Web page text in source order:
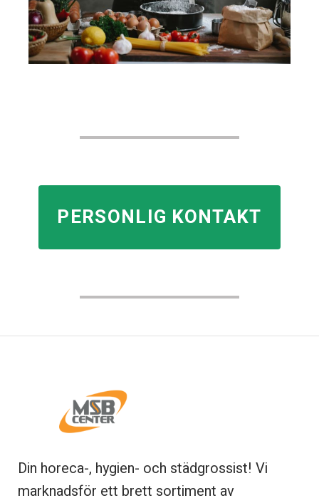
PERSONLIG KONTAKT
Din horeca-, hygien- och städgrossist! Vi
marknadsför ett brett sortiment av